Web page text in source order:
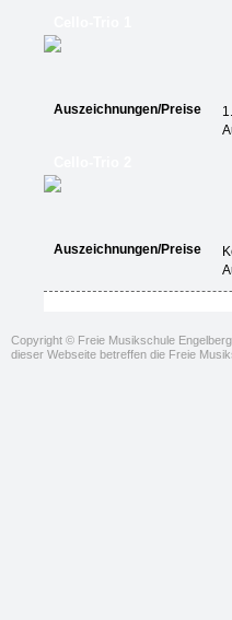
Auszeichnungen/Preise
Auszeichnungen/Preise
Copyright © Freie Musikschule
dieser Webseite betreffen die Freie